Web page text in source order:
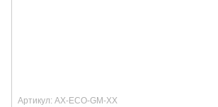
Артикул: AX-ECO-GM-XX